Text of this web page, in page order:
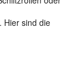
Hier sind die